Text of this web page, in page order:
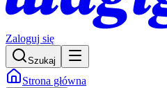
Zaloguj się
Szukaj
Strona główna